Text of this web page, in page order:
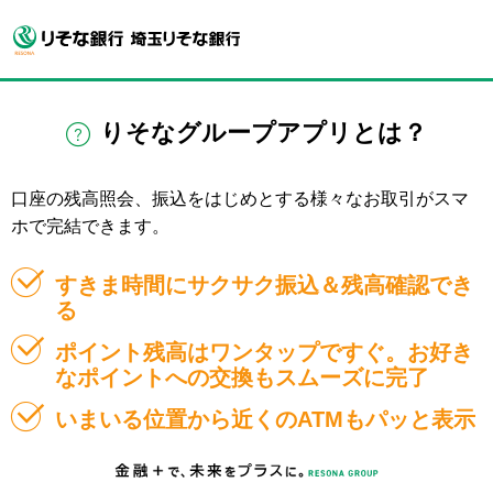
りそなグループアプリとは？
口座の残高照会、振込をはじめとする様々なお取引がスマ
ホで完結できます。
すきま時間にサクサク振込＆残高確認でき
る
ポイント残高はワンタップですぐ。お好き
なポイントへの交換もスムーズに完了
いまいる位置から近くのATMもパッと表示